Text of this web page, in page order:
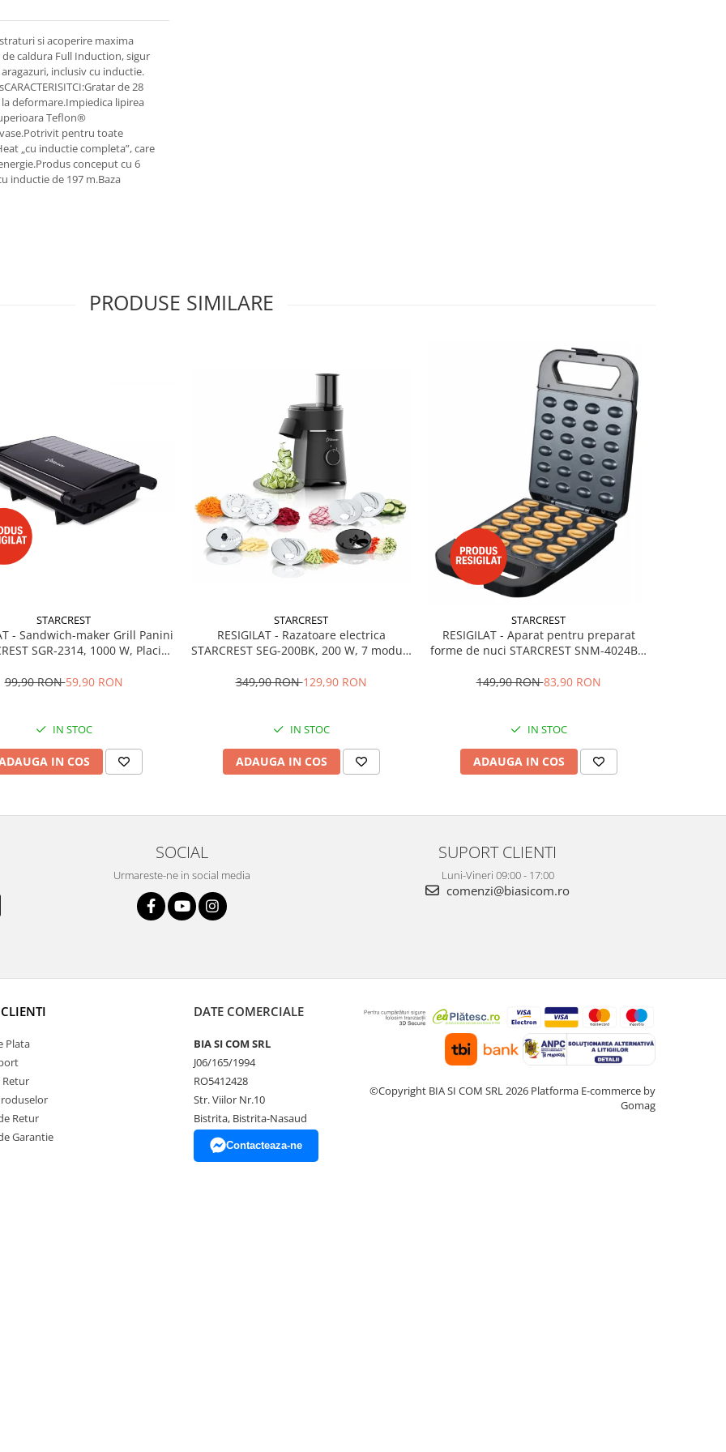
si acoperire maxima
caldura Full Induction, sigur
inclusiv cu inductie.
de 28
deformare.Impiedica lipirea
Teflon®
vase.Potrivit pentru toate
„cu inductie completa”, care
conceput cu 6
inductie de 197 m.Baza
PRODUSE SIMILARE
STARCREST
- Sandwich-maker Grill Panini
SGR-2314, 1000 W, Placi
de gatire 23 x 14 cm, Negru
99,90 RON59,90 RON
IN STOC
IN COS
STARCREST
RESIGILAT - Razatoare electrica
STARCREST SEG-200BK, 200 W, 7 moduri
349,90 RON129,90 RON
IN STOC
ADAUGA IN COS
STARCREST
RESIGILAT - Aparat pentru preparat
forme de nuci STARCREST SNM-4024BX,
Placi antiaderente, Negru/Inox
149,90 RON83,90 RON
IN STOC
ADAUGA IN COS
SOCIAL
Urmareste-ne in social media
SUPORT CLIENTI
Luni-Vineri 09:00 - 17:00
comenzi@biasicom.ro
Plata
Retur
Retur
Garantie
DATE COMERCIALE
BIA SI COM SRL
J06/165/1994
RO5412428
Str. Viilor Nr.10
Bistrita, Bistrita-Nasaud
Contacteaza-ne
©Copyright BIA SI COM SRL 2026 Platforma E-commerce by
Gomag